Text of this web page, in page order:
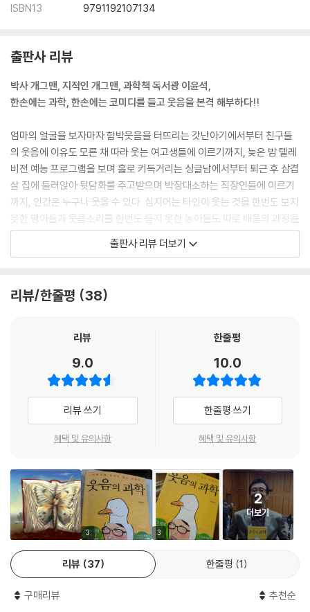
ISBN13
9791192107134
출판사 리뷰
박사 개그맨, 지적인 개그맨, 과학책 독서광 이윤석,
한손에는 과학, 한손에는 코미디를 들고 웃음을 본격 해부하다!!
엄마의 얼굴을 보자마자 함박웃음을 터뜨리는 갓난아기에서부터 친구들
의 웃음에 이유도 모른 채 따라 웃는 여고생들에 이르기까지, 늦은 밤 텔레
비전 예능 프로그램을 보며 홀로 키득거리는 싱글남에서부터 퇴근 후 삼겹
살 집에 둘러앉아 뒷담화를 주고받으며 박장대소하는 직장인들에 이르기
까지, 인간은 누구나 웃을 수 있다. 심지어는 타인이 웃는 것을 한번도 보지
못한 맹아들과 웃음소리를 한번도 듣지 못한 농아들도 따로 배움의 과정을
거치지 않고도 웃음 지을 수 있다. 웃음에 인색한 사람은 있을지언정, 사고
로 뇌나 얼굴 근육을 다쳐 웃음을 잃은 사람은 있을지언정, 애당초 웃음 짓
기침이나 하품, 재채기와 마찬가지로 일상적이고 무의식적으로 늘 함께하
다른 관심을 두지 않고 살아간다. 하지만 최근 들어 각계각층에서 웃음을
는 증거들이 속속 등장하고 있다. 우리는 대체 왜 웃는 것일까? 태초에 웃
음은 어떻게 생겨났을까? 웃음은 다른 동물들에서는 없는, 인간만이 지닌
보편적 특질일까? 미소와 웃음은 정도의 차이만 있을 뿐 서로 같은 것일
까? 웃을 때 우리 몸과 마음(뇌)에서는 어떤 일이 일어나고 있을까? 17년
간 정상을 오르락내리락하며 진정한 웃음을 고민해 온 인기 코미디언이자,
기심이 충만하고 방대한 독서량을 자랑하는 이윤석 교수가 한손에는 과학,
한손에는 코미디를 들고 웃음에 관한 이 모든 궁금증을 탐구한 『웃음의 과
학』을 펴냈다.
개그계의 철학자가 풀어헤친 웃음과 유머의 진실
(주)사이언스북스에서 출간한 『웃음의 과학』은 진화생물학과 심리학, 뇌
적 연구 성과들을 중심으로 웃음과 유머에 담긴 진실을 파헤친다. 웃음이
출판사 리뷰 더보기
리뷰/한줄평 38
리뷰
9.0
리뷰 쓰기
혜택 및 유의사항
한줄평
10.0
한줄평 쓰기
혜택 및 유의사항
3 3
2
더보기
리뷰 37 한줄평 1
구매리뷰 추천순